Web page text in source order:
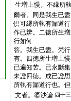
生増上慢。不縁所
爾者。同是我生已
倶可縁所執有漏道
作已辨。二徳所生
行如何
答。我生已盡。梵
有。四徳所生増上
已遍知苦。已永斷
未證四徳。成已證
所執有漏道行也。
文者。婆沙論 四十三